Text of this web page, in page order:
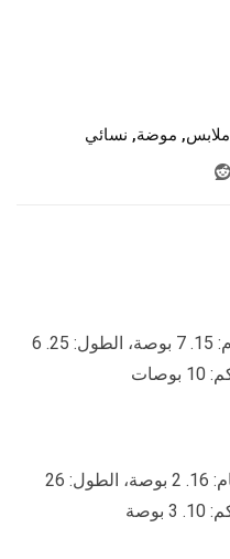
ملابس, موضة, نسائي
S: الصدر: 38. 7 بوصة، أساور الأكمام: 15. 7 بوصة، الطول: 25. 6
M: الصدر: 40. 1 بوصة، أساور الأكمام: 16. 2 بوصة، الطول: 26